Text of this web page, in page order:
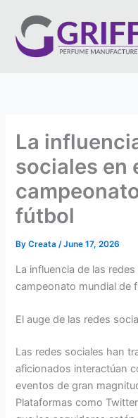
content
La
sociales en
fútbol
ByCreata/June 17, 2026
La influencia de las
campeonato mundial de
El auge de las redes
Las redes sociales han
aficionados interactúan
eventos de gran
Plataformas como